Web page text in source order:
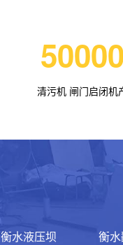
50000
清污机 闸门启闭机
衡水液压坝 衡